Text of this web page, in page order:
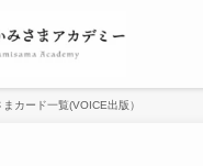
カード一覧(VOICE出版）